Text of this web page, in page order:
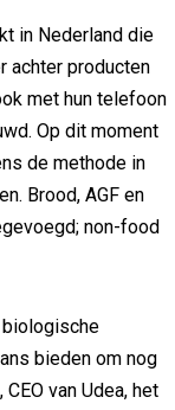
in Nederland die
achter producten
met hun telefoon
Op dit moment
de methode in
Brood, AGF en
non-food
biologische
bieden om nog
van Udea, het